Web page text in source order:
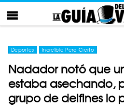
Deportes Increíble Pero Cierto
Nadador notó que
estaba asechando,
grupo de delfines lo